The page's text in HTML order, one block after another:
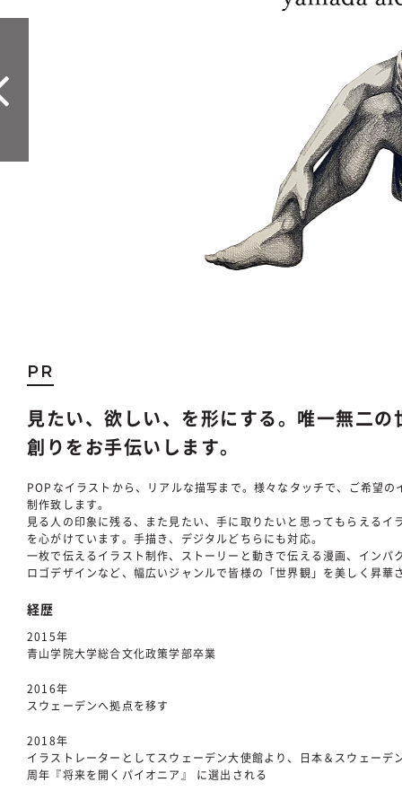
PR
見たい、欲しい、を形にする。唯一無二の
創りをお手伝いします。
POPなイラストから、リアルな描写まで。様々なタッチで、ご希望の
制作致します。
見る人の印象に残る、また見たい、手に取りたいと思ってもらえるイ
を心がけています。手描き、デジタルどちらにも対応。
一枚で伝えるイラスト制作、ストーリーと動きで伝える漫画、インパ
ロゴデザインなど、幅広いジャンルで皆様の「世界観」を美しく昇華
経歴
2015年
青山学院大学総合文化政策学部卒業
2016年
スウェーデンへ拠点を移す
2018年
イラストレーターとしてスウェーデン大使館より、日本＆スウェーデ
周年『将来を開くパイオニア』 に選出される